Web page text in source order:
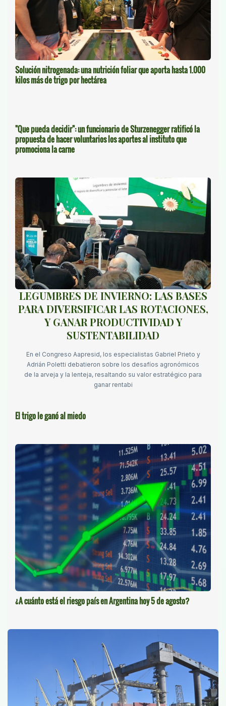
Solución nitrogenada: una nutrición foliar que aporta hasta 1.000
kilos más de trigo por hectárea
"Que pueda decidir": un funcionario de Sturzenegger ratificó la
propuesta de hacer voluntarios los aportes al instituto que
promociona la carne
LEGUMBRES DE INVIERNO: LAS BASES
PARA DIVERSIFICAR LAS ROTACIONES,
Y GANAR PRODUCTIVIDAD Y
SUSTENTABILIDAD
En el Congreso Aapresid, los especialistas Gabriel Prieto y
Adrián Poletti debatieron sobre los desafíos agronómicos
de la arveja y la lenteja, resaltando su valor estratégico para
ganar rentabi
El trigo le ganó al miedo
¿A cuánto está el riesgo país en Argentina hoy 5 de agosto?